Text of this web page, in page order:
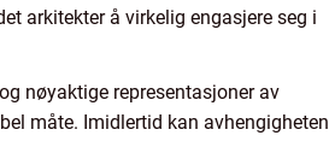
arkitekter å virkelig engasjere seg i
nøyaktige representasjoner av
måte. Imidlertid kan avhengigheten